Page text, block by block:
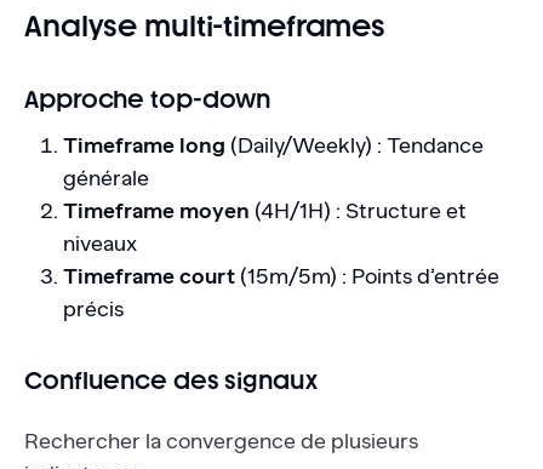
Analyse multi-timeframes
Approche top-down
Timeframe long (Daily/Weekly) : Tendance
générale
Timeframe moyen (4H/1H) : Structure et
niveaux
Timeframe court (15m/5m) : Points d’entrée
précis
Confluence des signaux
Rechercher la convergence de plusieurs